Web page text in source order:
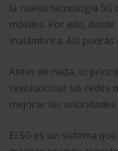
la nueva tecnología
móviles. Por ello,
inalámbrica. Así
Antes de nada, lo
revolucionar las redes
mejorar las
El 5G es un sistema